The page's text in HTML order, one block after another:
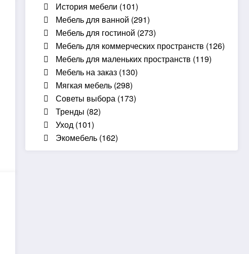
История мебели (101)
Мебель для ванной (291)
Мебель для гостиной (273)
Мебель для коммерческих пространств (126)
Мебель для маленьких пространств (119)
Мебель на заказ (130)
Мягкая мебель (298)
Советы выбора (173)
Тренды (82)
Уход (101)
Экомебель (162)